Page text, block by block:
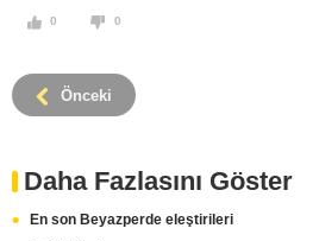
0 0
Önceki
Daha Fazlasını Göster
En son Beyazperde eleştirileri